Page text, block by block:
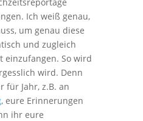
Ich weiß genau,
um genau diese
und zugleich
einzufangen. So wird
wird. Denn
für Jahr, z.B. an
, eure Erinnerungen
ihr eure